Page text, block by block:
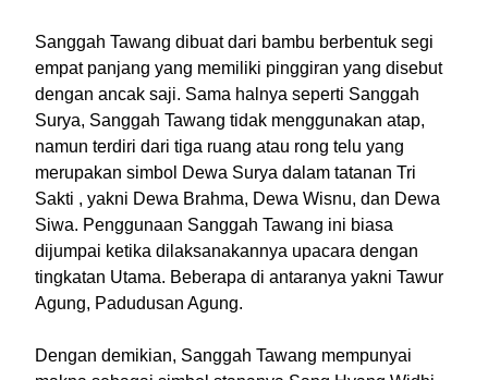
Sanggah Tawang dibuat dari bambu berbentuk segi
empat panjang yang memiliki pinggiran yang disebut
dengan ancak saji. Sama halnya seperti Sanggah
Surya, Sanggah Tawang tidak menggunakan atap,
namun terdiri dari tiga ruang atau rong telu yang
merupakan simbol Dewa Surya dalam tatanan Tri
Sakti , yakni Dewa Brahma, Dewa Wisnu, dan Dewa
Siwa. Penggunaan Sanggah Tawang ini biasa
dijumpai ketika dilaksanakannya upacara dengan
tingkatan Utama. Beberapa di antaranya yakni Tawur
Agung, Padudusan Agung.
Dengan demikian, Sanggah Tawang mempunyai